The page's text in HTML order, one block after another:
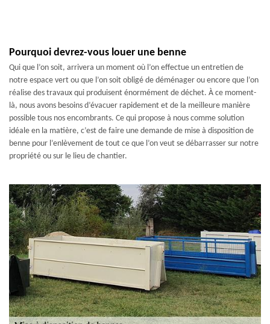
Pourquoi devrez-vous louer une benne
Qui que l’on soit, arrivera un moment où l’on effectue un entretien de
notre espace vert ou que l’on soit obligé de déménager ou encore que l’on
réalise des travaux qui produisent énormément de déchet. À ce moment-
là, nous avons besoins d’évacuer rapidement et de la meilleure manière
possible tous nos encombrants. Ce qui propose à nous comme solution
idéale en la matière, c’est de faire une demande de mise à disposition de
benne pour l’enlèvement de tout ce que l’on veut se débarrasser sur notre
propriété ou sur le lieu de chantier.